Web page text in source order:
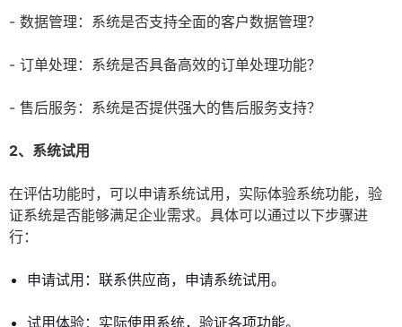
- 数据管理：系统是否支持全面的客户数据管理？
- 订单处理：系统是否具备高效的订单处理功能？
- 售后服务：系统是否提供强大的售后服务支持？
2、系统试用
在评估功能时，可以申请系统试用，实际体验系统功能，验
证系统是否能够满足企业需求。具体可以通过以下步骤进
行：
申请试用：联系供应商，申请系统试用。
试用体验：实际使用系统，验证各项功能。